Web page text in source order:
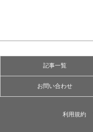
記事一覧
お問い合わせ
利用規約